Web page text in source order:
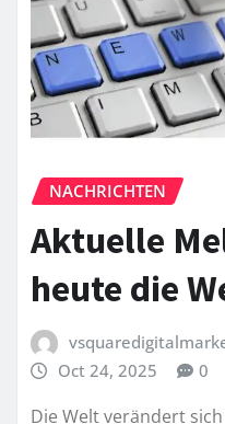
NACHRICHTEN
Aktuelle
heute die
Oct 24, 2025
0
Die Welt verändert